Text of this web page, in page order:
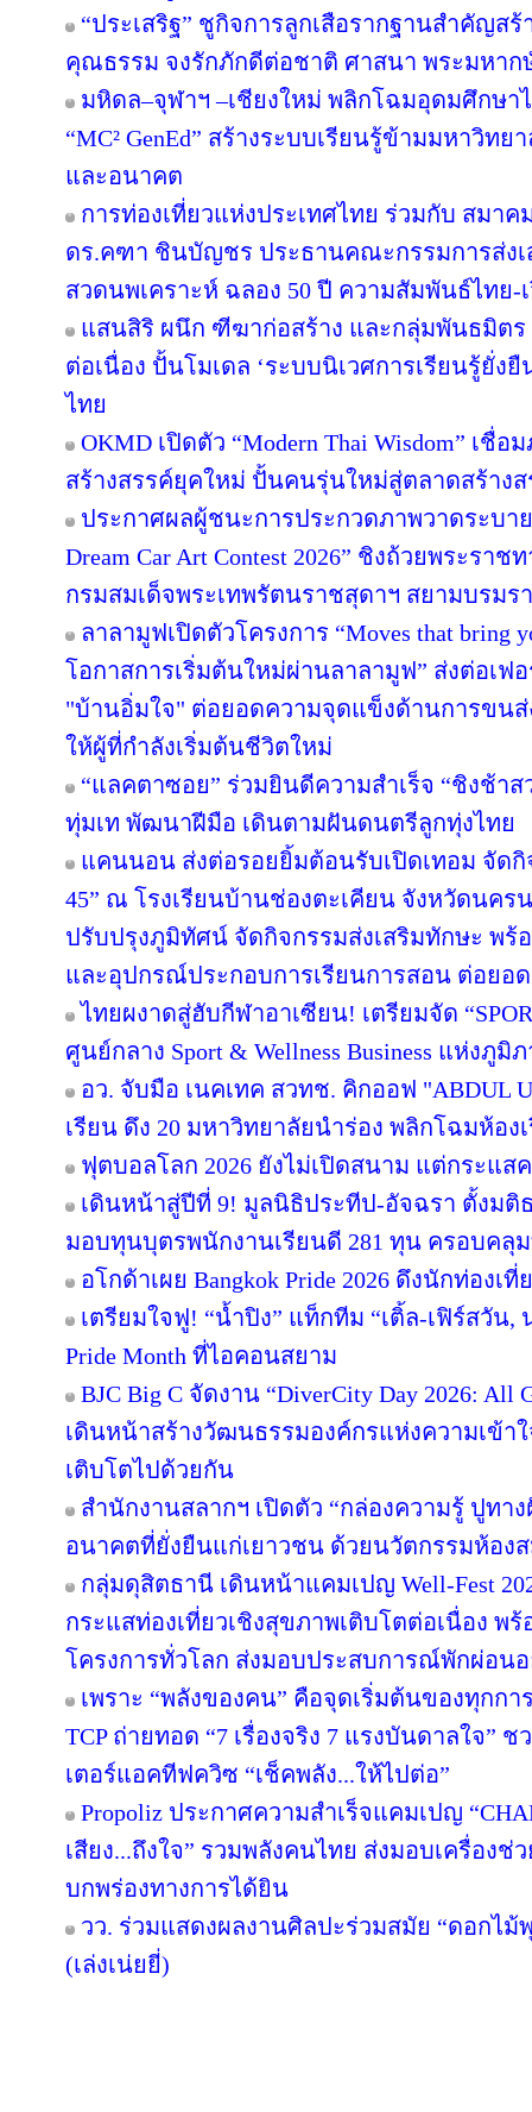
“ประเสริฐ” ชูกิจการลูกเสือรากฐานสำคัญส
คุณธรรม จงรักภักดีต่อชาติ ศาสนา พระมหาก
มหิดล–จุฬาฯ –เชียงใหม่ พลิกโฉมอุดมศึกษา
“MC² GenEd” สร้างระบบเรียนรู้ข้ามมหาวิ
และอนาคต
การท่องเที่ยวแห่งประเทศไทย ร่วมกับ สมาค
ดร.คฑา ชินบัญชร ประธานคณะกรรมการส่ง
สวดนพเคราะห์ ฉลอง 50 ปี ความสัมพันธ์ไทย-
แสนสิริ ผนึก ฑีฆาก่อสร้าง และกลุ่มพันธมิตร
ต่อเนื่อง ปั้นโมเดล ‘ระบบนิเวศการเรียนรู้ยั่
ไทย
OKMD เปิดตัว “Modern Thai Wisdom” เชื่
สร้างสรรค์ยุคใหม่ ปั้นคนรุ่นใหม่สู่ตลาดสร้างส
ประกาศผลผู้ชนะการประกวดภาพวาดระบา
Dream Car Art Contest 2026” ชิงถ้วยพระรา
กรมสมเด็จพระเทพรัตนราชสุดาฯ สยามบรมร
ลาลามูฟเปิดตัวโครงการ “Moves that bring
โอกาสการเริ่มต้นใหม่ผ่านลาลามูฟ” ส่งต่อเฟ
"บ้านอิ่มใจ" ต่อยอดความจุดแข็งด้านการขน
ให้ผู้ที่กำลังเริ่มต้นชีวิตใหม่
“แลคตาซอย” ร่วมยินดีความสำเร็จ “ชิงช้าส
ทุ่มเท พัฒนาฝีมือ เดินตามฝันดนตรีลูกทุ่งไทย
แคนนอน ส่งต่อรอยยิ้มต้อนรับเปิดเทอม จัดกิจ
45” ณ โรงเรียนบ้านช่องตะเคียน จังหวัดนค
ปรับปรุงภูมิทัศน์ จัดกิจกรรมส่งเสริมทักษะ พร้
และอุปกรณ์ประกอบการเรียนการสอน ต่อยอ
ไทยผงาดสู่ฮับกีฬาอาเซียน! เตรียมจัด
ศูนย์กลาง Sport & Wellness Business แห่งภูมิ
อว. จับมือ เนคเทค สวทช. คิกออฟ "ABDUL
เรียน ดึง 20 มหาวิทยาลัยนำร่อง พลิกโฉมห้อง
ฟุตบอลโลก 2026 ยังไม่เปิดสนาม แต่กระแส
เดินหน้าสู่ปีที่ 9! มูลนิธิประทีป-อัจฉรา ตั้งมติ
มอบทุนบุตรพนักงานเรียนดี 281 ทุน ครอบคลุ
อโกด้าเผย Bangkok Pride 2026 ดึงนักท่องเ
เตรียมใจฟู! “น้ำปิง” แท็กทีม “เติ้ล-เฟิร์สวัน
Pride Month ที่ไอคอนสยาม
BJC Big C จัดงาน “DiverCity Day 2026: All
เดินหน้าสร้างวัฒนธรรมองค์กรแห่งความเข้า
เติบโตไปด้วยกัน
สำนักงานสลากฯ เปิดตัว “กล่องความรู้ ปูทา
อนาคตที่ยั่งยืนแก่เยาวชน ด้วยนวัตกรรมห้อง
กลุ่มดุสิตธานี เดินหน้าแคมเปญ Well-Fest
กระแสท่องเที่ยวเชิงสุขภาพเติบโตต่อเนื่อง พ
โครงการทั่วโลก ส่งมอบประสบการณ์พักผ่อน
เพราะ “พลังของคน” คือจุดเริ่มต้นของทุกก
TCP ถ่ายทอด “7 เรื่องจริง 7 แรงบันดาลใจ”
เตอร์แอคทีฟควิซ “เช็คพลัง...ให้ไปต่อ”
Propoliz ประกาศความสำเร็จแคมเปญ
เสียง...ถึงใจ” รวมพลังคนไทย ส่งมอบเครื่องช่
บกพร่องทางการได้ยิน
วว. ร่วมแสดงผลงานศิลปะร่วมสมัย “ดอกไ
(เล่งเน่ยยี่)